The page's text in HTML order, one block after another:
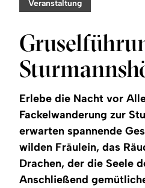
Urlaub
buchen
Sommer
Winter
Region
Veranstaltung
Erlebe die Nacht vor
Fackelwanderung zur
erwarten spannende
wilden Fräulein, das
Drachen, der die Seele
Anschließend